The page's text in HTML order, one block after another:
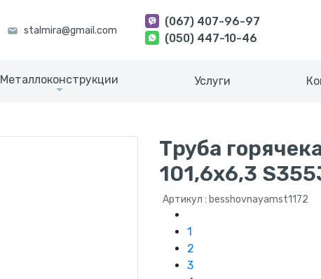
(067) 407-96-97
(050) 447-10-46
Металлоконструкции Услуги
Труба
101,6х6,3
Артикул : besshovnayamst1172
1
2
3